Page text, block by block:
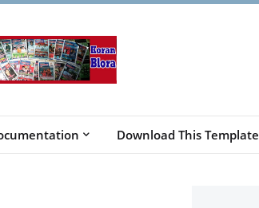
Download This Template